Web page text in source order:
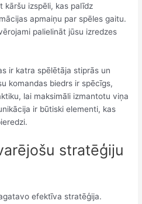
kāršu izspēli, kas palīdz
apmaiņu par spēles gaitu.
palielināt jūsu izredzes
ir katra spēlētāja stiprās un
komandas biedrs ir spēcīgs,
lai maksimāli izmantotu viņa
ir būtiski elementi, kas
stratēģiju
efektīva stratēģija.